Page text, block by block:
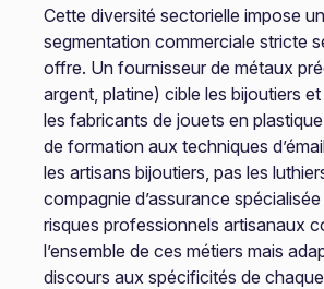
Cette diversité sectorielle impose
segmentation commerciale stricte
offre. Un fournisseur de métaux
argent, platine) cible les bijoutiers
les fabricants de jouets en
de formation aux techniques
les artisans bijoutiers, pas les
compagnie d’assurance
risques professionnels artisanaux
l’ensemble de ces métiers mais
discours aux spécificités de